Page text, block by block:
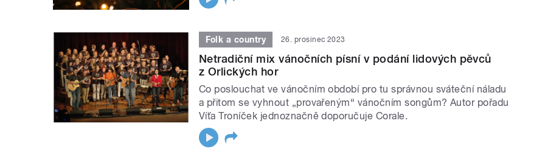
Folk a country 26. prosinec 2023
Netradiční mix vánočních písní v podání lidových pěvců
z Orlických hor
Co poslouchat ve vánočním období pro tu správnou sváteční náladu
a přitom se vyhnout „provařeným“ vánočním songům? Autor pořadu
Víťa Troníček jednoznačně doporučuje Corale.